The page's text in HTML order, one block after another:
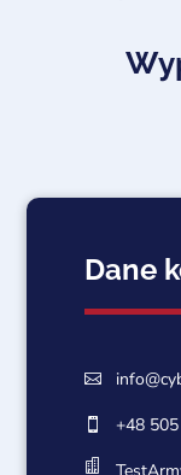
Dane

 +48
